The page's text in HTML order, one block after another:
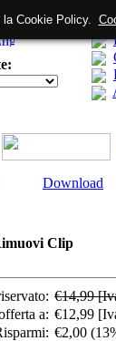
Download
Clip
€14,99
a: €12,99
€2,00
Cookie Policy.